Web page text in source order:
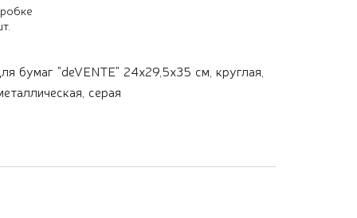
бумаг "deVENTE" 24x29,5x35 см, круглая,
серая